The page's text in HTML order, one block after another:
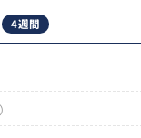
4週間
）